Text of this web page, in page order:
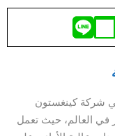
شركة كينغستون
في العالم، حيث تعمل